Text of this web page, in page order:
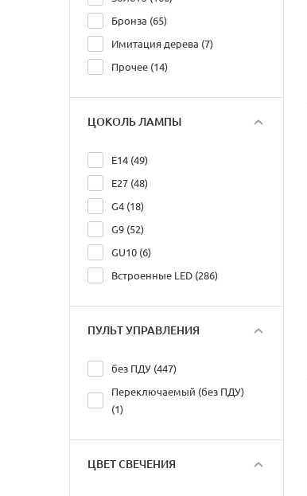
Бронза (65)
Имитация дерева (7)
Прочее (14)
ЦОКОЛЬ ЛАМПЫ
E14 (49)
E27 (48)
G4 (18)
G9 (52)
GU10 (6)
Встроенные LED (286)
ПУЛЬТ УПРАВЛЕНИЯ
без ПДУ (447)
Переключаемый (без ПДУ)
(1)
ЦВЕТ СВЕЧЕНИЯ